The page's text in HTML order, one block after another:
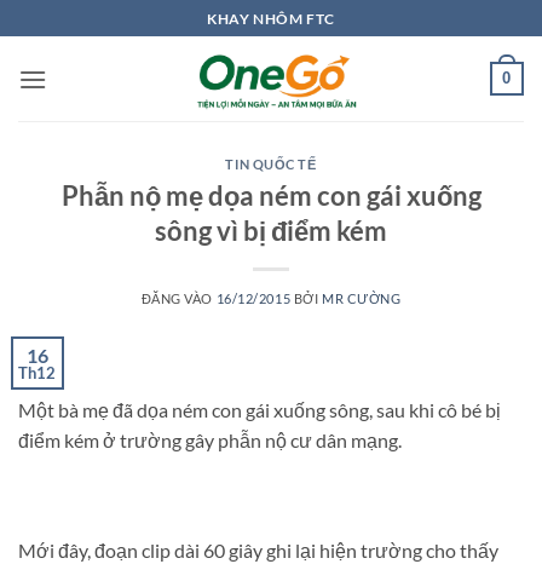
qua
nội
KHAY NHÔM FTC
0
TIN QUỐC TẾ
Phẫn nộ mẹ dọa ném con gái xuống
sông vì bị điểm kém
ĐĂNG VÀO 16/12/2015 BỞI MR CƯỜNG
16
Th12
Một bà mẹ đã dọa ném con gái xuống sông, sau khi cô bé bị
điểm kém ở trường gây phẫn nộ cư dân mạng.
Mới đây, đoạn clip dài 60 giây ghi lại hiện trường cho thấy